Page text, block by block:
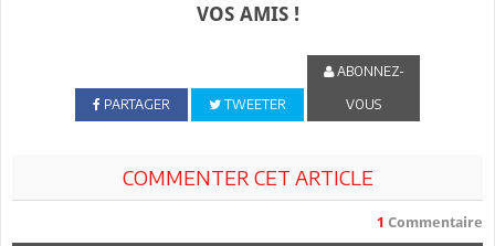
VOS AMIS !
PARTAGER TWEETER
ABONNEZ-
VOUS
COMMENTER CET ARTICLE
1 Commentaire